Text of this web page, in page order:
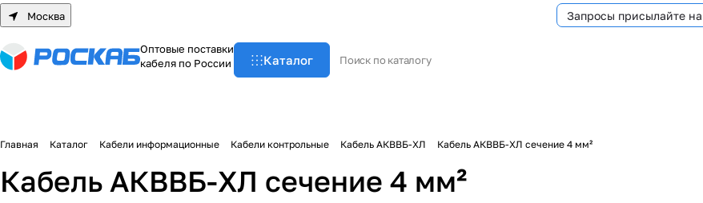
Москва Запросы присылайте на
Оптовые поставки
кабеля по России
Каталог
Главная Каталог Кабели информационные Кабели контрольные Кабель АКВВБ-ХЛ Кабель АКВВБ-ХЛ сечение 4 мм²
Кабель АКВВБ-ХЛ сечение 4 мм²